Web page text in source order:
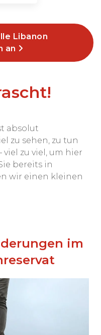
Libanon
an
absolut
zu sehen, zu tun
zu viel, um hier
bereits in
wir einen kleinen
im